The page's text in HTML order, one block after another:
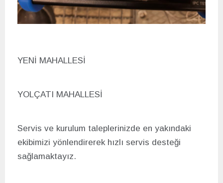
YENİ MAHALLESİ
YOL ÇATI MAHALLESİ
Servis ve kurulum taleplerinizde en yakındaki
ekibimizi yönlendirerek hızlı servis desteği
sağlamaktayız.